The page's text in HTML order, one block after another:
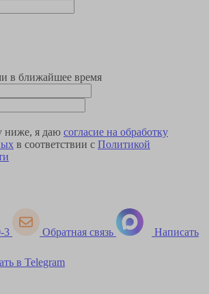
в ближайшее время
ниже, я даю согласие на обработку
в соответствии с Политикой
3 Обратная связь Написать
в Telegram